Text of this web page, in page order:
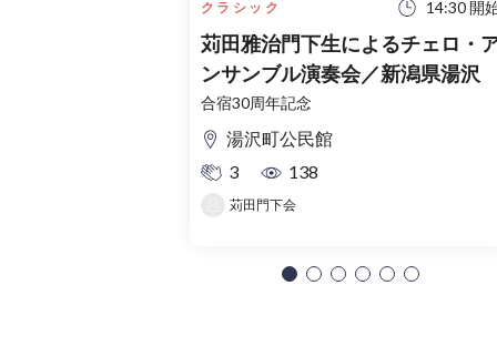
クラシック 14:30 開
苅田雅治門下生によるチェロ・
ンサンブル演奏会／新潟県湯沢
合宿30周年記念
湯沢町公民館
3
138
苅田門下会